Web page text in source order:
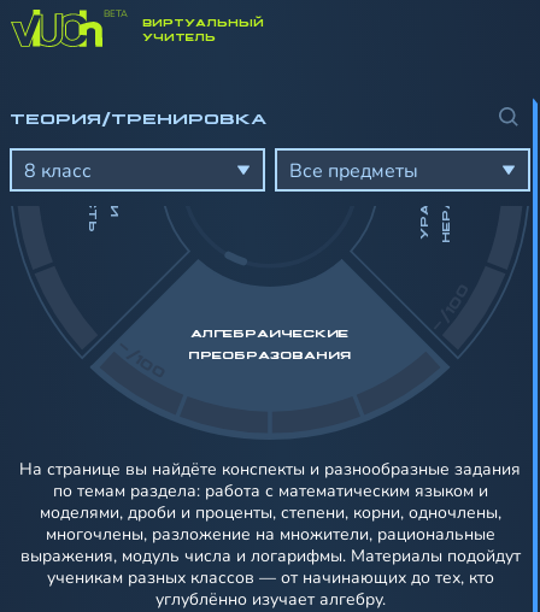
ВИРТУАЛЬНЫЙ
УЧИТЕЛЬ
8 класс Все предметы
ТЕОРИЯ/ТРЕНИРОВКА
-/100
У
Р
А
В
Н
Е
Н
И
Я
И
Н
Е
Р
А
В
Е
Н
С
Т
ВА
АЛГЕБРАИЧЕСКИЕ
ПРЕОБРАЗОВАНИЯ
Ч
И
С
Л
А
И
ДЕ
Л
И
М
О
С
Т
Ь
На странице вы найдёте конспекты и разнообразные задания
по темам раздела: работа с математическим языком и
моделями, дроби и проценты, степени, корни, одночлены,
многочлены, разложение на множители, рациональные
выражения, модуль числа и логарифмы. Материалы подойдут
ученикам разных классов — от начинающих до тех, кто
углублённо изучает алгебру.